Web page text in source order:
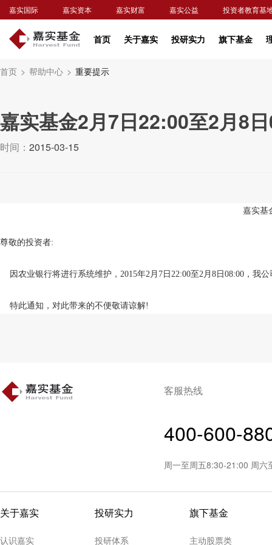
嘉实国际 嘉实资本 嘉实财富 嘉实公益 投资者教育基
首页 关于嘉实 投研实力 旗下基金
首页 > 帮助中心 > 重要提示
嘉实基金2月7日22:00至2月8
时间： 2015-03-15
嘉实基
尊敬的投资者:
因农业银行将进行系统维护，2015年2月7日22:00至2月8日08:00，我
特此通知，对此带来的不便敬请谅解!
客服热线
400-600-
周一至周五8:30-21:00 周
关于嘉实
认识嘉实
投研实力
投研体系
旗下基金
主动股票类